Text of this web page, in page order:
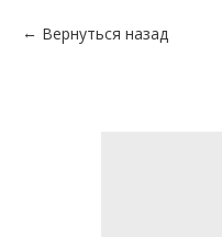
Вернуться назад